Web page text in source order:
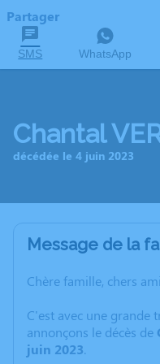
Partager
SMS WhatsApp
Chantal
décédée le 4 juin 2023
Message de la
Chère famille, chers
C'est avec une grande
annonçons le décès de
juin 2023.